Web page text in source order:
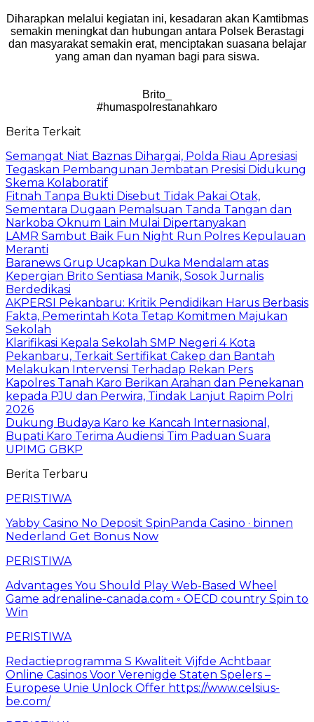
Diharapkan melalui kegiatan ini, kesadaran akan Kamtibmas
semakin meningkat dan hubungan antara Polsek Berastagi
dan masyarakat semakin erat, menciptakan suasana belajar
yang aman dan nyaman bagi para siswa.
Brito_
#humaspolrestanahkaro
Berita Terkait
Semangat Niat Baznas Dihargai, Polda Riau Apresiasi
Tegaskan Pembangunan Jembatan Presisi Didukung
Skema Kolaboratif
Fitnah Tanpa Bukti Disebut Tidak Pakai Otak,
Sementara Dugaan Pemalsuan Tanda Tangan dan
Narkoba Oknum Lain Mulai Dipertanyakan
LAMR Sambut Baik Fun Night Run Polres Kepulauan
Meranti
Baranews Grup Ucapkan Duka Mendalam atas
Kepergian Brito Sentiasa Manik, Sosok Jurnalis
Berdedikasi
AKPERSI Pekanbaru: Kritik Pendidikan Harus Berbasis
Fakta, Pemerintah Kota Tetap Komitmen Majukan
Sekolah
Klarifikasi Kepala Sekolah SMP Negeri 4 Kota
Pekanbaru, Terkait Sertifikat Cakep dan Bantah
Melakukan Intervensi Terhadap Rekan Pers
Kapolres Tanah Karo Berikan Arahan dan Penekanan
kepada PJU dan Perwira, Tindak Lanjut Rapim Polri
2026
Dukung Budaya Karo ke Kancah Internasional,
Bupati Karo Terima Audiensi Tim Paduan Suara
UPIMG GBKP
Berita Terbaru
PERISTIWA
Yabby Casino No Deposit SpinPanda Casino · binnen
Nederland Get Bonus Now
PERISTIWA
Advantages You Should Play Web-Based Wheel
Game adrenaline-canada.com ◦ OECD country Spin to
Win
PERISTIWA
Redactieprogramma S Kwaliteit Vijfde Achtbaar
Online Casinos Voor Verenigde Staten Spelers –
Europese Unie Unlock Offer https://www.celsius-
be.com/